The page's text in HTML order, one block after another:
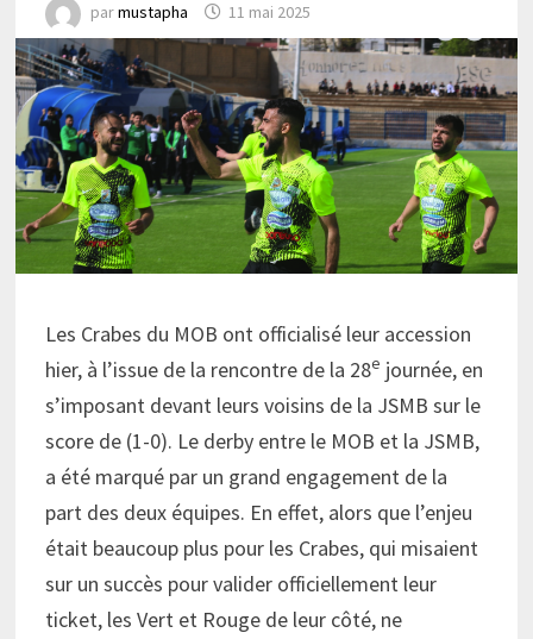
parmustapha 11 mai 2025
Les Crabes du MOB ont officialisé leur accession
hier, à l’issue de la rencontre de la 28e journée, en
s’imposant devant leurs voisins de la JSMB sur le
score de (1-0). Le derby entre le MOB et la JSMB,
a été marqué par un grand engagement de la
part des deux équipes. En effet, alors que l’enjeu
était beaucoup plus pour les Crabes, qui misaient
sur un succès pour valider officiellement leur
ticket, les Vert et Rouge de leur côté, ne